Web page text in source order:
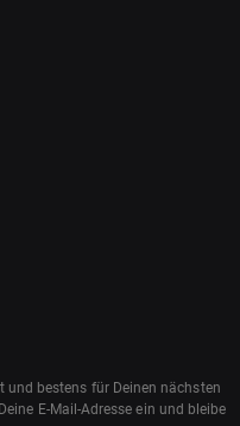
und bestens für Deinen nächsten
E-Mail-Adresse ein und bleibe